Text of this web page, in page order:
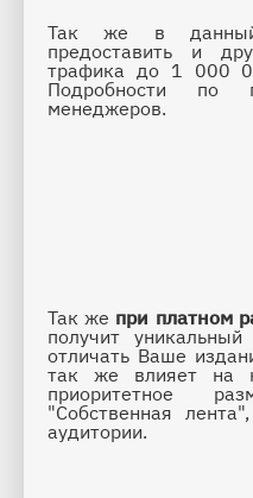
Так же в
предоставить и
трафика до 1 000
Подробности по
менеджеров.
Так же при платном
получит
отличать Ваше
так же влияет на
приоритетное
"Собственная лента
аудитории.